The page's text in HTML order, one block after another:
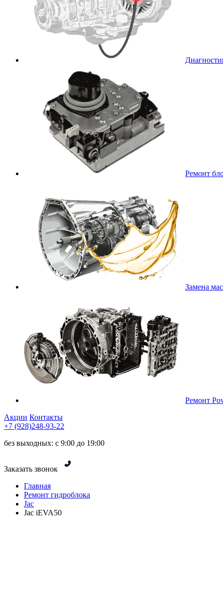
Ремонт
Замена
Ремонт
Акции Контакты
+7 (928)248-93-22
без выходных: с 9:00 до 19:00
Заказать звонок
Главная
Ремонт гидроблока
Jac
Jac iEVA50